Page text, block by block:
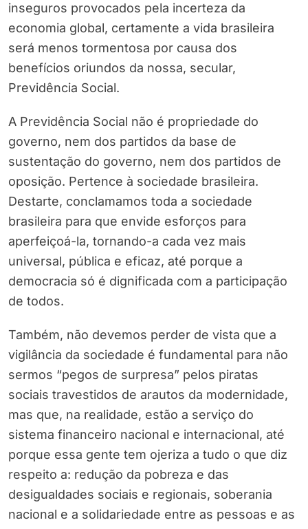
inseguros provocados pela incerteza da
economia global, certamente a vida brasileira
será menos tormentosa por causa dos
benefícios oriundos da nossa, secular,
Previdência Social.
A Previdência Social não é propriedade do
governo, nem dos partidos da base de
sustentação do governo, nem dos partidos de
oposição. Pertence à sociedade brasileira.
Destarte, conclamamos toda a sociedade
brasileira para que envide esforços para
aperfeiçoá-la, tornando-a cada vez mais
universal, pública e eficaz, até porque a
democracia só é dignificada com a participação
de todos.
Também, não devemos perder de vista que a
vigilância da sociedade é fundamental para não
sermos “pegos de surpresa” pelos piratas
sociais travestidos de arautos da modernidade,
mas que, na realidade, estão a serviço do
sistema financeiro nacional e internacional, até
porque essa gente tem ojeriza a tudo o que diz
respeito a: redução da pobreza e das
desigualdades sociais e regionais, soberania
nacional e a solidariedade entre as pessoas e as